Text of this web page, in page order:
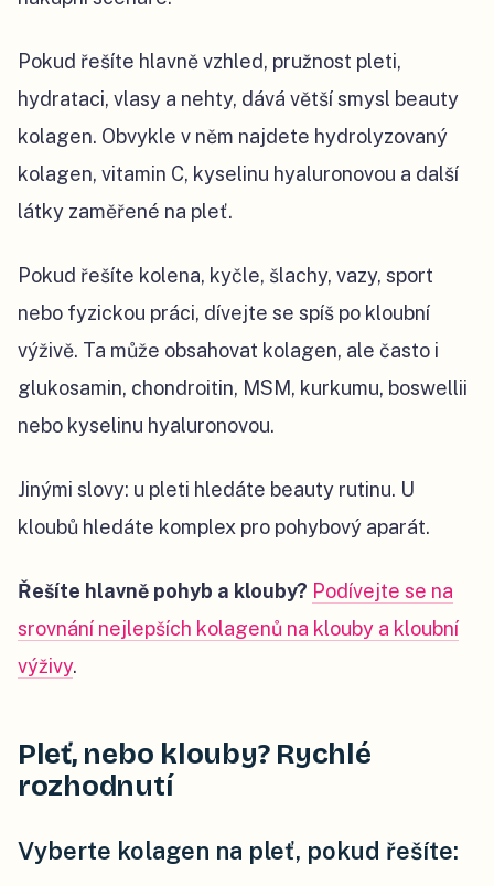
Pokud řešíte hlavně vzhled, pružnost pleti,
hydrataci, vlasy a nehty, dává větší smysl beauty
kolagen. Obvykle v něm najdete hydrolyzovaný
kolagen, vitamin C, kyselinu hyaluronovou a další
látky zaměřené na pleť.
Pokud řešíte kolena, kyčle, šlachy, vazy, sport
nebo fyzickou práci, dívejte se spíš po kloubní
výživě. Ta může obsahovat kolagen, ale často i
glukosamin, chondroitin, MSM, kurkumu, boswellii
nebo kyselinu hyaluronovou.
Jinými slovy: u pleti hledáte beauty rutinu. U
kloubů hledáte komplex pro pohybový aparát.
Řešíte hlavně pohyb a klouby? Podívejte se na
srovnání nejlepších kolagenů na klouby a kloubní
výživy.
Pleť, nebo klouby? Rychlé
rozhodnutí
Vyberte kolagen na pleť, pokud řešíte: